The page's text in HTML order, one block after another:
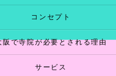
コンセプト
阪で寺院が必要とされる理由
サービス